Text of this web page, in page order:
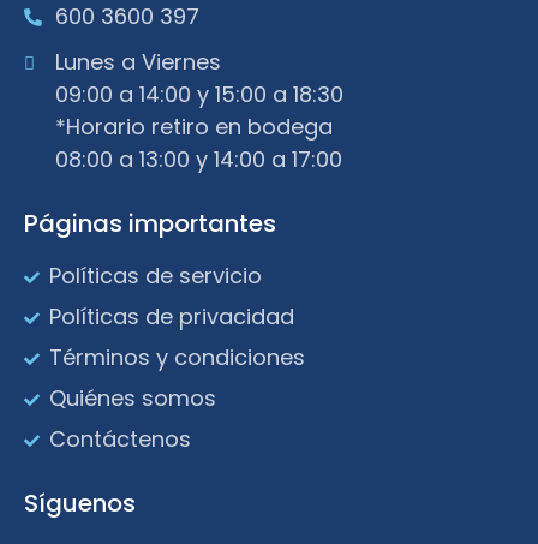
600 3600 397
Lunes a Viernes
09:00 a 14:00 y 15:00 a 18:30
*Horario retiro en bodega
08:00 a 13:00 y 14:00 a 17:00
Páginas importantes
Políticas de servicio
Políticas de privacidad
Términos y condiciones
Quiénes somos
Contáctenos
Síguenos